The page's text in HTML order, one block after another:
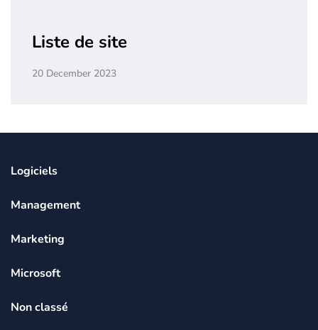
Liste de site
20 December 2023
Logiciels
Management
Marketing
Microsoft
Non classé